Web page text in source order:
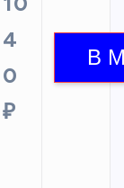
4
0
₽